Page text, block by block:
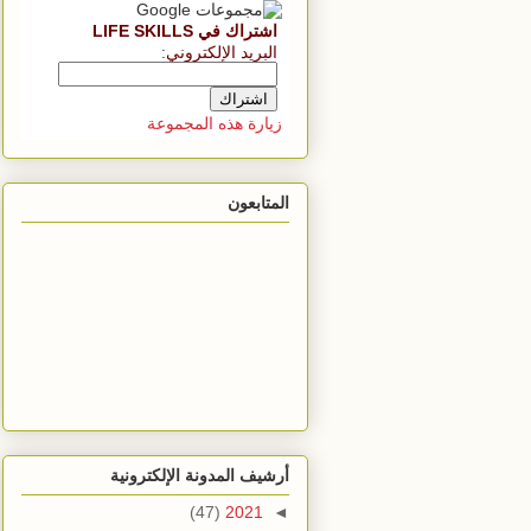
اشتراك في LIFE SKILLS
البريد الإلكتروني:
زيارة هذه المجموعة
المتابعون
أرشيف المدونة الإلكترونية
◄
2021
(47)